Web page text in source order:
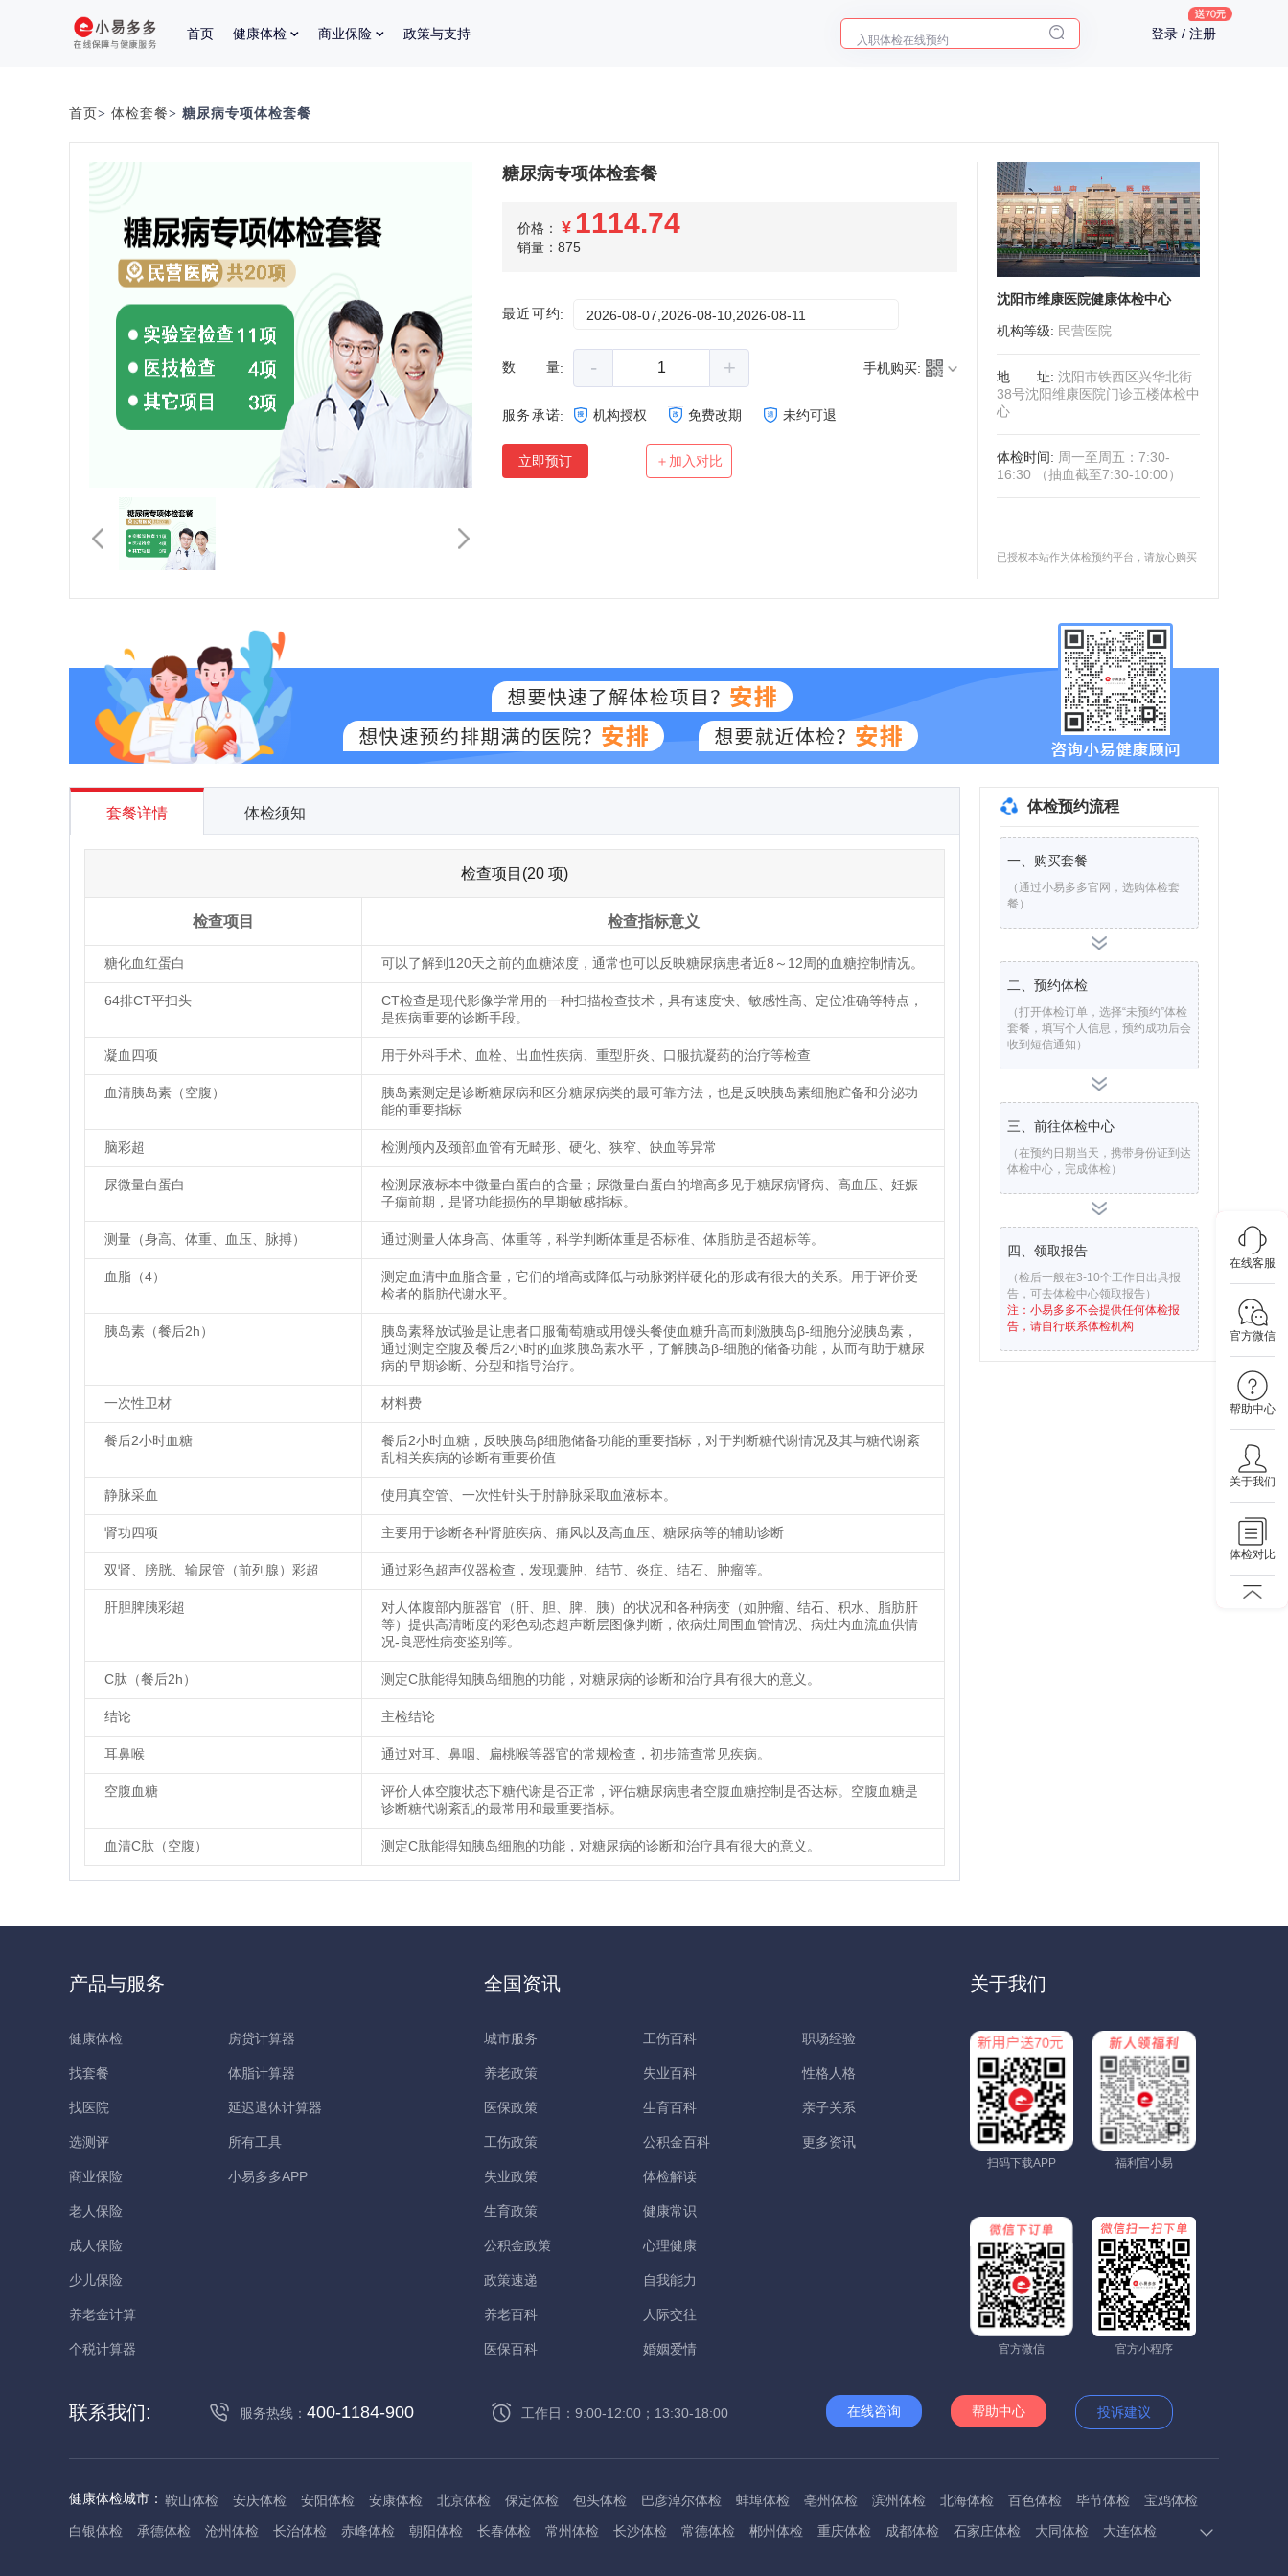
首页 健康体检 商业保险 政策与支持 入职体检在线预约 登录 / 注册
在线客服
官方微信
帮助中心
关于我们
体检对比
首页> 体检套餐> 糖尿病专项体检套餐
糖尿病专项体检套餐
价格： ¥ 1114.74
销量：875
最近可约: 2026-08-07,2026-08-10,2026-08-11
数量: - + 手机购买:
服务承诺: 机构授权 免费改期 未约可退
立即预订 ＋加入对比
沈阳市维康医院健康体检中心
机构等级: 民营医院
地址: 沈阳市铁西区兴华北街
38号沈阳维康医院门诊五楼体检中
心
体检时间: 周一至周五：7:30-
16:30 （抽血截至7:30-10:00）
已授权本站作为体检预约平台，请放心购买
套餐详情 体检须知
检查项目(20 项)
检查项目 检查指标意义
糖化血红蛋白 可以了解到120天之前的血糖浓度，通常也可以反映糖尿病患者近8～12周的血糖控制情况。
64排CT平扫头
CT检查是现代影像学常用的一种扫描检查技术，具有速度快、敏感性高、定位准确等特点，
是疾病重要的诊断手段。
凝血四项 用于外科手术、血栓、出血性疾病、重型肝炎、口服抗凝药的治疗等检查
血清胰岛素（空腹）
胰岛素测定是诊断糖尿病和区分糖尿病类的最可靠方法，也是反映胰岛素细胞贮备和分泌功
能的重要指标
脑彩超 检测颅内及颈部血管有无畸形、硬化、狭窄、缺血等异常
尿微量白蛋白
检测尿液标本中微量白蛋白的含量；尿微量白蛋白的增高多见于糖尿病肾病、高血压、妊娠
子痫前期，是肾功能损伤的早期敏感指标。
测量（身高、体重、血压、脉搏） 通过测量人体身高、体重等，科学判断体重是否标准、体脂肪是否超标等。
血脂（4）
测定血清中血脂含量，它们的增高或降低与动脉粥样硬化的形成有很大的关系。用于评价受
检者的脂肪代谢水平。
胰岛素（餐后2h）
胰岛素释放试验是让患者口服葡萄糖或用馒头餐使血糖升高而刺激胰岛β-细胞分泌胰岛素，
通过测定空腹及餐后2小时的血浆胰岛素水平，了解胰岛β-细胞的储备功能，从而有助于糖尿
病的早期诊断、分型和指导治疗。
一次性卫材 材料费
餐后2小时血糖
餐后2小时血糖，反映胰岛β细胞储备功能的重要指标，对于判断糖代谢情况及其与糖代谢紊
乱相关疾病的诊断有重要价值
静脉采血 使用真空管、一次性针头于肘静脉采取血液标本。
肾功四项 主要用于诊断各种肾脏疾病、痛风以及高血压、糖尿病等的辅助诊断
双肾、膀胱、输尿管（前列腺）彩超 通过彩色超声仪器检查，发现囊肿、结节、炎症、结石、肿瘤等。
肝胆脾胰彩超
对人体腹部内脏器官（肝、胆、脾、胰）的状况和各种病变（如肿瘤、结石、积水、脂肪肝
等）提供高清晰度的彩色动态超声断层图像判断，依病灶周围血管情况、病灶内血流血供情
况-良恶性病变鉴别等。
C肽（餐后2h） 测定C肽能得知胰岛细胞的功能，对糖尿病的诊断和治疗具有很大的意义。
结论 主检结论
耳鼻喉 通过对耳、鼻咽、扁桃喉等器官的常规检查，初步筛查常见疾病。
空腹血糖
评价人体空腹状态下糖代谢是否正常，评估糖尿病患者空腹血糖控制是否达标。空腹血糖是
诊断糖代谢紊乱的最常用和最重要指标。
血清C肽（空腹） 测定C肽能得知胰岛细胞的功能，对糖尿病的诊断和治疗具有很大的意义。
体检预约流程
一、购买套餐
（通过小易多多官网，选购体检套
餐）
二、预约体检
（打开体检订单，选择“未预约”体检
套餐，填写个人信息，预约成功后会
收到短信通知）
三、前往体检中心
（在预约日期当天，携带身份证到达
体检中心，完成体检）
四、领取报告
（检后一般在3-10个工作日出具报
告，可去体检中心领取报告）
注：小易多多不会提供任何体检报
告，请自行联系体检机构
产品与服务
健康体检
找套餐
找医院
选测评
商业保险
老人保险
成人保险
少儿保险
养老金计算
个税计算器
房贷计算器
体脂计算器
延迟退休计算器
所有工具
小易多多APP
全国资讯
城市服务
养老政策
医保政策
工伤政策
失业政策
生育政策
公积金政策
政策速递
养老百科
医保百科
工伤百科
失业百科
生育百科
公积金百科
体检解读
健康常识
心理健康
自我能力
人际交往
婚姻爱情
职场经验
性格人格
亲子关系
更多资讯
关于我们
扫码下载APP 福利官小易
官方微信 官方小程序
联系我们: 服务热线： 400-1184-900 工作日：9:00-12:00；13:30-18:00 在线咨询 帮助中心 投诉建议
健康体检城市： 鞍山体检 安庆体检 安阳体检 安康体检 北京体检 保定体检 包头体检 巴彦淖尔体检 蚌埠体检 亳州体检 滨州体检 北海体检 百色体检 毕节体检
宝鸡体检
白银体检
承德体检 沧州体检 长治体检 赤峰体检 朝阳体检 长春体检 常州体检 长沙体检 常德体检 郴州体检 重庆体检 成都体检 石家庄体检 大同体检
大连体检